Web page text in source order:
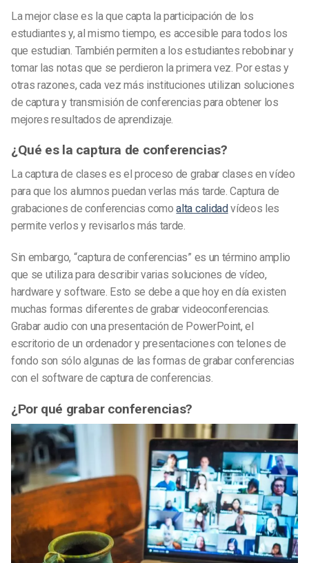
La mejor clase es la que capta la participación de los
estudiantes y, al mismo tiempo, es accesible para todos los
que estudian. También permiten a los estudiantes rebobinar y
tomar las notas que se perdieron la primera vez. Por estas y
otras razones, cada vez más instituciones utilizan soluciones
de captura y transmisión de conferencias para obtener los
mejores resultados de aprendizaje.
¿Qué es la captura de conferencias?
La captura de clases es el proceso de grabar clases en vídeo
para que los alumnos puedan verlas más tarde. Captura de
grabaciones de conferencias como alta calidadvídeos les
permite verlos y revisarlos más tarde.
Sin embargo, “captura de conferencias” es un término amplio
que se utiliza para describir varias soluciones de vídeo,
hardware y software. Esto se debe a que hoy en día existen
muchas formas diferentes de grabar videoconferencias.
Grabar audio con una presentación de PowerPoint, el
escritorio de un ordenador y presentaciones con telones de
fondo son sólo algunas de las formas de grabar conferencias
con el software de captura de conferencias.
¿Por qué grabar conferencias?